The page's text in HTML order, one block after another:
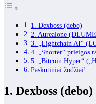
1. Dexboss (debo)
2. Aurealone
3. „Lightchain AI“
4. „Snorter“ prieigos
5. „Bitcoin Hyper“
Paskutiniai žodžiai!
1. Dexboss (debo)